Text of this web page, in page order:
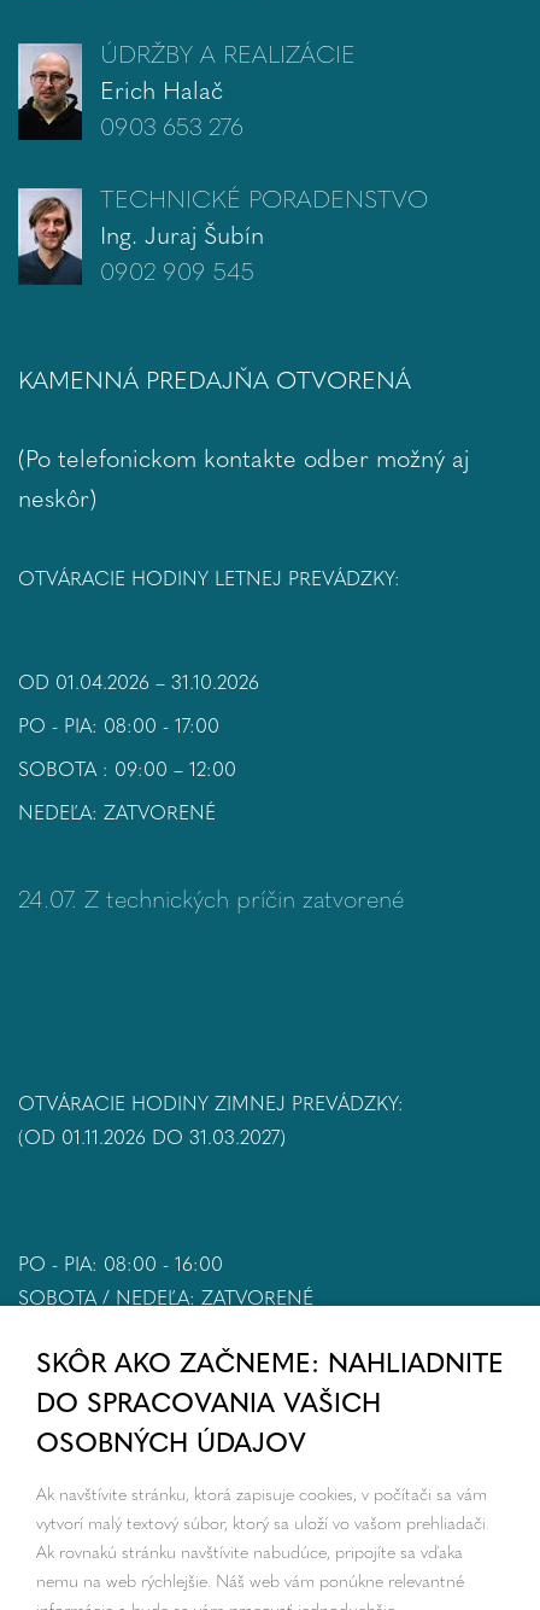
SKÔR AKO ZAČNEME: NAHLIADNITE
DO SPRACOVANIA VAŠICH
OSOBNÝCH ÚDAJOV
Ak navštívite stránku, ktorá zapisuje cookies, v počítači sa vám
vytvorí malý textový súbor, ktorý sa uloží vo vašom prehliadači.
Ak rovnakú stránku navštívite nabudúce, pripojíte sa vďaka
nemu na web rýchlejšie. Náš web vám ponúkne relevantné
ÚDRŽBY A REALIZÁCIE
Erich Halač
0903 653 276
TECHNICKÉ PORADENSTVO
Ing. Juraj Šubín
0902 909 545
KAMENNÁ PREDAJŇA OTVORENÁ
(Po telefonickom kontakte odber možný aj
neskôr)
OTVÁRACIE HODINY LETNEJ PREVÁDZKY:
OD 01.04.2026 – 31.10.2026
PO - PIA: 08:00 - 17:00
SOBOTA : 09:00 – 12:00
NEDEĽA: ZATVORENÉ
24.07. Z technických príčin zatvorené
OTVÁRACIE HODINY ZIMNEJ PREVÁDZKY:
(OD 01.11.2026 DO 31.03.2027)
PO - PIA: 08:00 - 16:00
SOBOTA / NEDEĽA: ZATVORENÉ